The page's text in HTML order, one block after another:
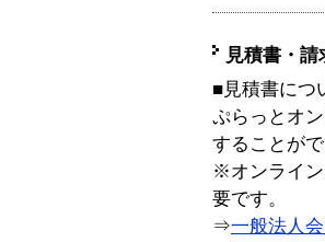
見積書・
■見積書につ
ぷらっとオ
することがで
※オンライン
要です。
⇒一般法人